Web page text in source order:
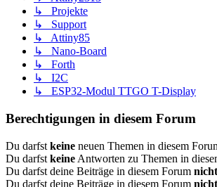
↳ Projekte
↳ Support
↳ Attiny85
↳ Nano-Board
↳ Forth
↳ I2C
↳ ESP32-Modul TTGO T-Display
Berechtigungen in diesem Forum
Du darfst keine neuen Themen in diesem
Du darfst keine Antworten zu Themen in
Du darfst deine Beiträge in diesem Forum nicht
Du darfst deine Beiträge in diesem Forum nicht